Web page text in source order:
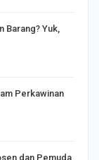
Yuk,
Perkawinan